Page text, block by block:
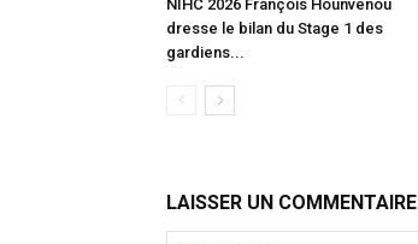
‎NIHC 2026 François Hounvenou
dresse le bilan du Stage 1 des
gardiens...
LAISSER UN COMMENTAIRE